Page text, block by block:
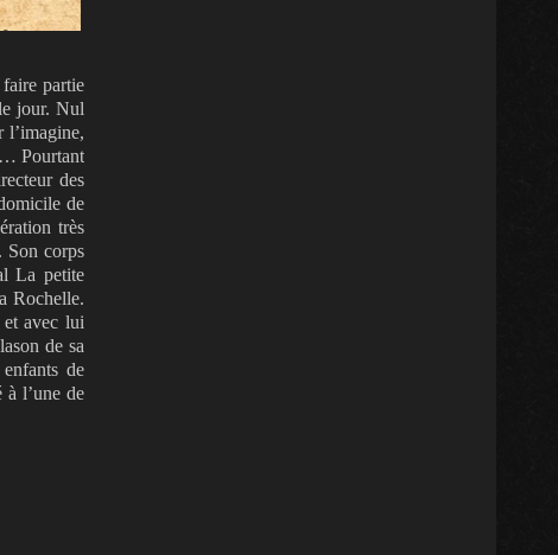
partie
jour. Nul
l’imagine,
Pourtant
des
de
très
Son corps
La petite
Rochelle.
avec lui
de sa
de
l’une de